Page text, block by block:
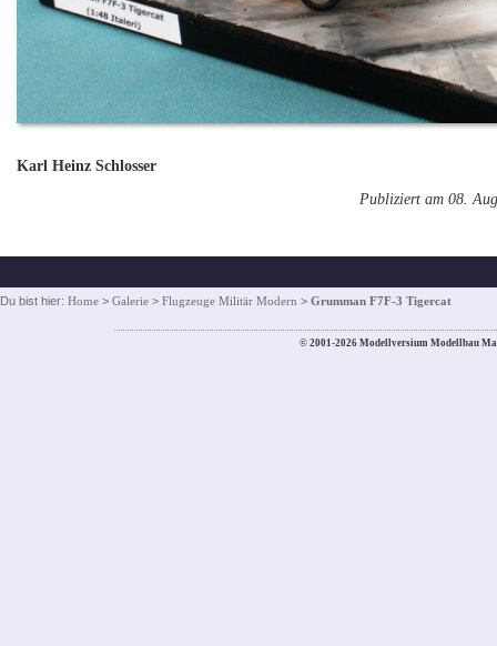
Karl Heinz Schlosser
Publiziert am 08.
Du bist hier: Home > Galerie > Flugzeuge Militär Modern > Grumman F7F-3 Tigercat
© 2001-2026 Modellversium Modellbau